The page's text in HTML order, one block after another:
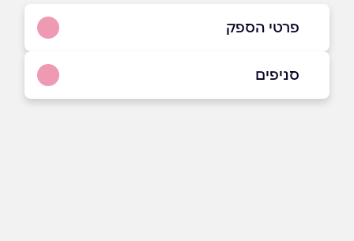
פרטי הספק
סניפים